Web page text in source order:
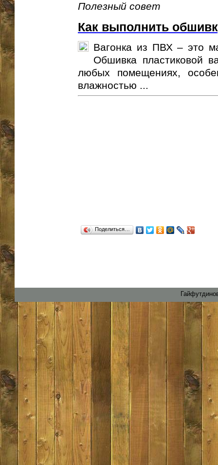
Полезный совет
Как выполнить
Вагонка из ПВХ – это
Обшивка пластиковой
любых помещениях,
влажностью ...
Поделиться…